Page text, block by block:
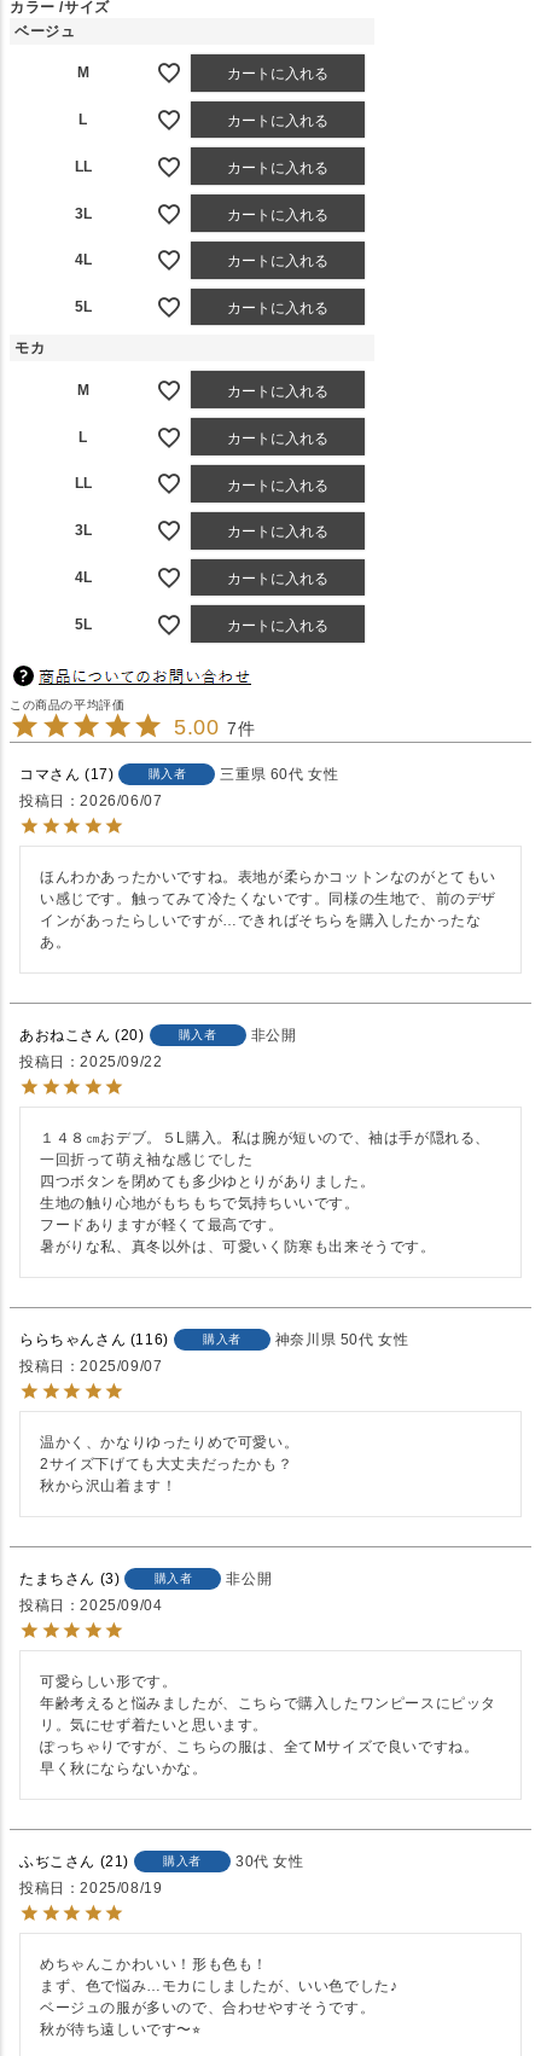
カラー サイズ
ベージュ
M カートに入れる
L カートに入れる
LL カートに入れる
3L カートに入れる
4L カートに入れる
5L カートに入れる
モカ
M カートに入れる
L カートに入れる
LL カートに入れる
3L カートに入れる
4L カートに入れる
5L カートに入れる
5.00 7
コマ 17 購入者 三重県 60代 女性
投稿日
2026/06/07
ほんわかあったかいですね。表地が柔らかコットンなのがとてもい
い感じです。触ってみて冷たくないです。同様の生地で、前のデザ
インがあったらしいですが…できればそちらを購入したかったな
あ。
あおねこ 20 購入者
非公開
投稿日
2025/09/22
１４８㎝おデブ。５L購入。私は腕が短いので、袖は手が隠れる、
一回折って萌え袖な感じでした
四つボタンを閉めても多少ゆとりがありました。
生地の触り心地がもちもちで気持ちいいです。
フードありますが軽くて最高です。
暑がりな私、真冬以外は、可愛いく防寒も出来そうです。
ららちゃん 116 購入者 神奈川県 50代 女性
投稿日
2025/09/07
温かく、かなりゆったりめで可愛い。
2サイズ下げても大丈夫だったかも？
秋から沢山着ます！
たまち 3 購入者
非公開
投稿日
2025/09/04
可愛らしい形です。
年齢考えると悩みましたが、こちらで購入したワンピースにピッタ
リ。気にせず着たいと思います。
ぽっちゃりですが、こちらの服は、全てМサイズで良いですね。
早く秋にならないかな。
ふぢこ 21 購入者 30代 女性
投稿日
2025/08/19
めちゃんこかわいい！形も色も！
まず、色で悩み…モカにしましたが、いい色でした♪
ベージュの服が多いので、合わせやすそうです。
秋が待ち遠しいです〜⭐︎